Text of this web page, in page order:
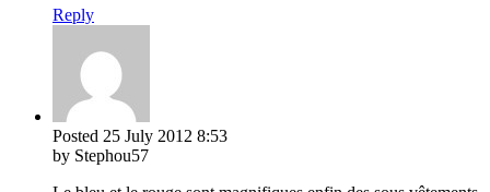
Reply
Posted 25 July 2012 8:53
by Stephou57